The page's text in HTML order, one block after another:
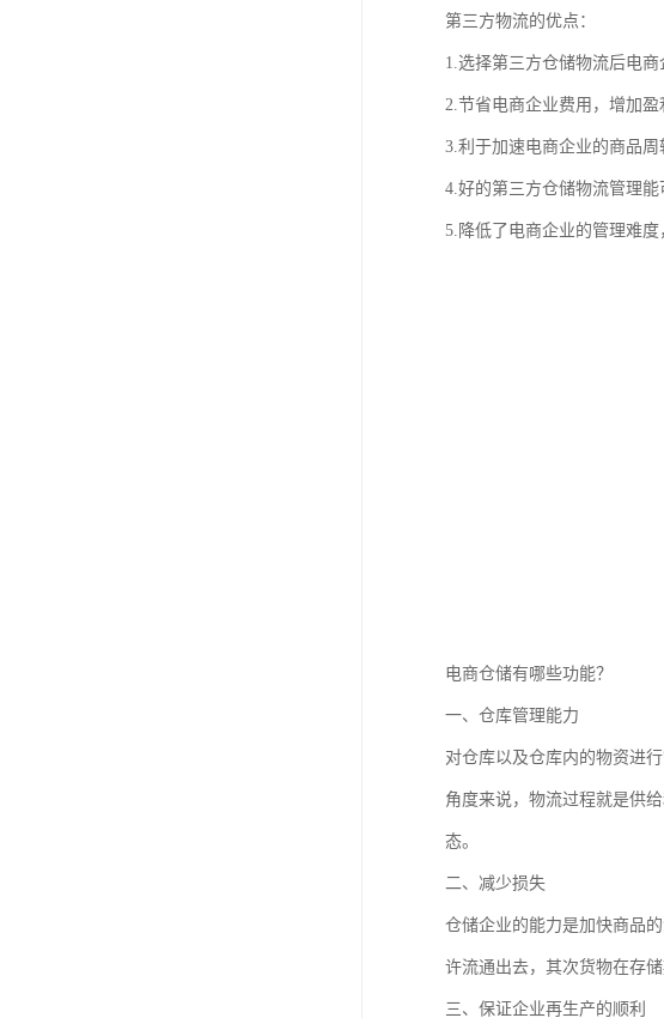
第三方物流的优点：
1.选择第三方仓储物流后电
2.节省电商企业费用，增加盈
3.利于加速电商企业的商品周
4.好的第三方仓储物流管理
5.降低了电商企业的管理难度
电商仓储有哪些功能？
一、仓库管理能力
对仓库以及仓库内的物资进
角度来说，物流过程就是供
态。
二、减少损失
仓储企业的能力是加快商品
许流通出去，其次货物在存
三、保证企业再生产的顺利